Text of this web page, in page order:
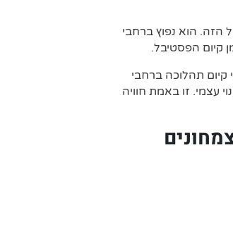
הזה. הוא נפוץ ברחבי
קיום הפסטיבל.
קיום תהלוכה ברחבי
עצמי. זו באמת חוויה